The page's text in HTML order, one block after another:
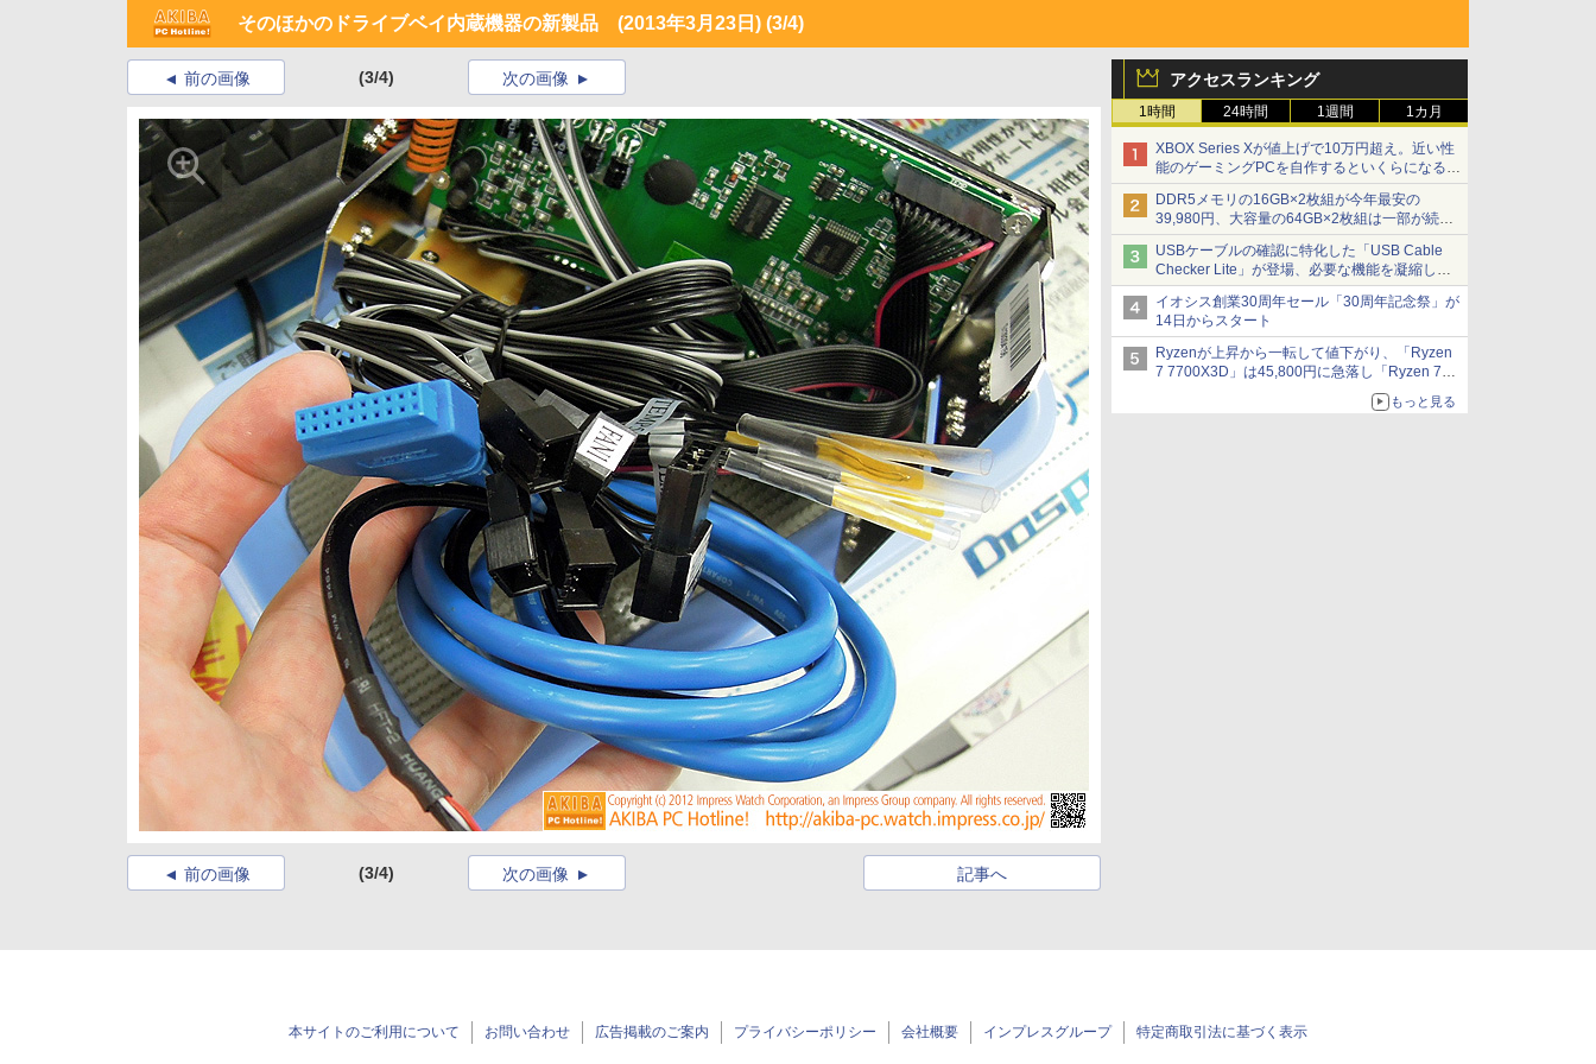
そのほかのドライブベイ内蔵機器の新製品 (2013年3月23日) (3/4)
アクセスランキング
1時間 24時間 1週間 1カ月
XBOX Series Xが値上げで10万円超え。近い性
能のゲーミングPCを自作するといくらになる？
【石田賀津男の『酒の肴にPCゲーム』】
DDR5メモリの16GB×2枚組が今年最安の
39,980円、大容量の64GB×2枚組は一部が続騰
[8月前半のメモリ価格]
USBケーブルの確認に特化した「USB Cable
Checker Lite」が登場、必要な機能を凝縮しコ
ンパクトに 7日発売
イオシス創業30周年セール「30周年記念祭」が
14日からスタート
Ryzenが上昇から一転して値下がり、「Ryzen
7 7700X3D」は45,800円に急落し「Ryzen 7
7800X3D」との価格逆転解消 [8月前半のCPU
もっと見る
前の画像 (3/4) 次の画像
前の画像 (3/4) 記事へ
次の画像
本サイトのご利用について お問い合わせ 広告掲載のご案内 プライバシーポリシー 会社概要 インプレスグループ 特定商取引法に基づく表示